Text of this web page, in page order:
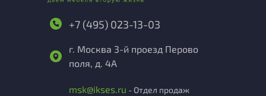
+7 (495) 023-13-03
г. Москва 3-й проезд Перово
поля, д. 4А
msk@ikses.ru - Отдел продаж